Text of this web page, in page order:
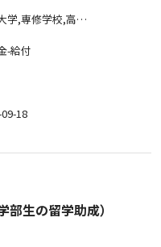
,高等専門学校,その他,高等学校,大学院,大学
-給付
18
生の留学助成）